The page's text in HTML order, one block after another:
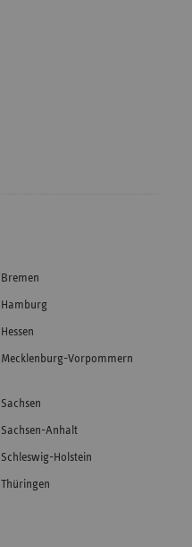
Bremen
Hamburg
Hessen
Mecklenburg-Vorpommern
Sachsen
Sachsen-Anhalt
Schleswig-Holstein
Thüringen